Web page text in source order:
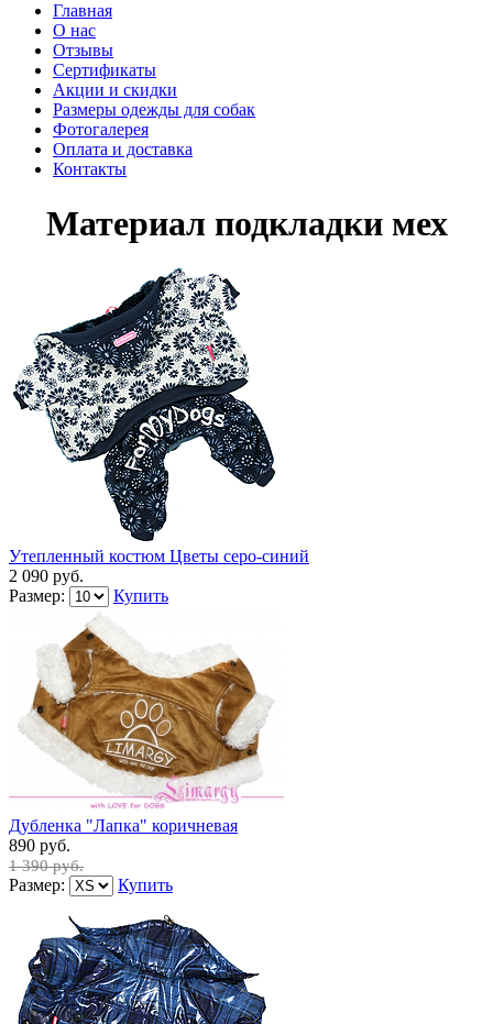
Главная
О нас
Отзывы
Сертификаты
Акции и скидки
Размеры одежды для собак
Фотогалерея
Оплата и доставка
Контакты
Материал подкладки мех
Утепленный костюм Цветы серо-синий
2 090 руб.
Размер:
Купить
Дубленка "Лапка" коричневая
890 руб.
1 390 руб.
Размер: Купить